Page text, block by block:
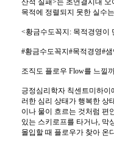
산적 실패>는 초연결시대
목적에 정렬되지 못한 실수
<황금수도꼭지: 목적경영이
#황금수도꼭지#목적경영#
조직도 플로우 Flow를 느낄
긍정심리학자 칙센트미하
러한 심리 상태가 행복한 상
이나 물이 흐르는 것처럼 편
있는 스키로프를 타거나, 막
몰입할 때 플로우가 찾아 온